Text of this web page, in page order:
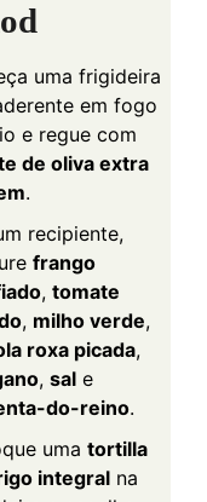
uma frigideira
em fogo
e regue com
de oliva extra
.
recipiente,
frango
, tomate
, milho verde,
roxa picada,
, sal e
do-reino.
uma tortilla
integral na